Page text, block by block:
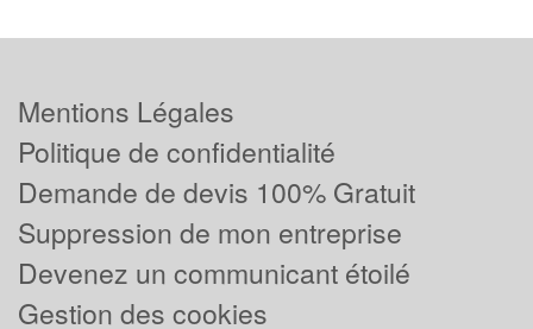
Mentions Légales
Politique de confidentialité
Demande de devis 100% Gratuit
Suppression de mon entreprise
Devenez un communicant étoilé
Gestion des cookies